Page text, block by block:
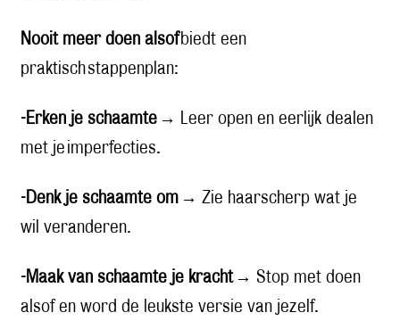
Nooit meer doen alsofbiedt een
praktisch stappenplan:
-Erken je schaamte → Leer open en eerlijk dealen
met je imperfecties.
-Denk je schaamte om → Zie haarscherp wat je
wil veranderen.
-Maak van schaamte je kracht → Stop met doen
alsof en word de leukste versie van jezelf.